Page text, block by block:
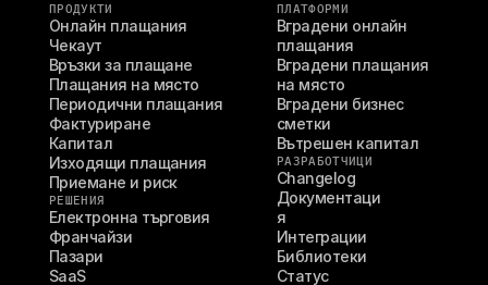
ПРОДУКТИ
Онлайн плащания
Чекаут
Връзки за плащане
Плащания на място
Периодични плащания
Фактуриране
Капитал
Изходящи плащания
Приемане и риск
РЕШЕНИЯ
Електронна търговия
Франчайзи
Пазари
SaaS
ПЛАТФОРМИ
Вградени онлайн
плащания
Вградени плащания
на място
Вградени бизнес
сметки
Вътрешен капитал
РАЗРАБОТЧИЦИ
Changelog
Документаци
я
Интеграции
Библиотеки
Статус